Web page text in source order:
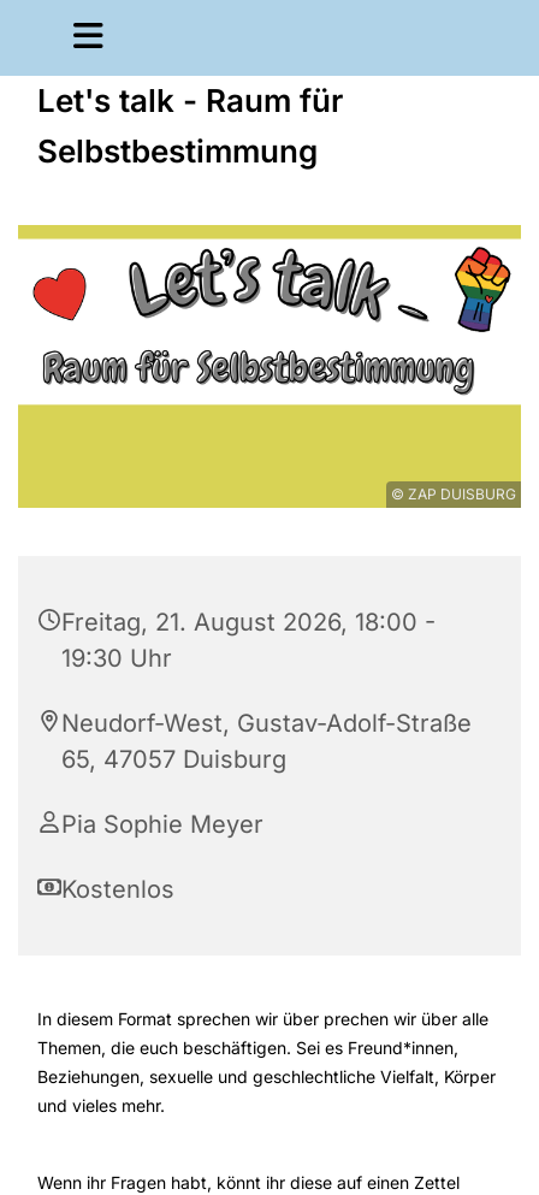
Let's talk - Raum für
Selbstbestimmung
© ZAP DUISBURG
Freitag, 21. August 2026, 18:00 -
19:30 Uhr
Neudorf-West, Gustav-Adolf-Straße
65, 47057 Duisburg
Pia Sophie Meyer
Kostenlos
In diesem Format sprechen wir über prechen wir über alle
Themen, die euch beschäftigen. Sei es Freund*innen,
Beziehungen, sexuelle und geschlechtliche Vielfalt, Körper
und vieles mehr.
Wenn ihr Fragen habt, könnt ihr diese auf einen Zettel